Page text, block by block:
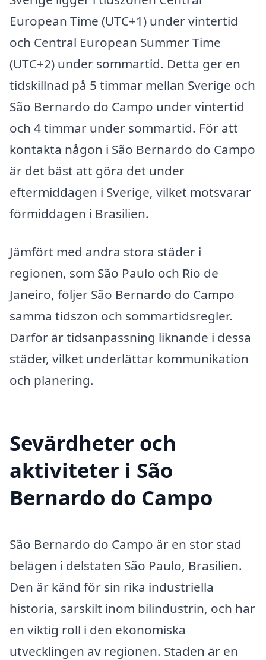
European Time (UTC+1) under vintertid
och Central European Summer Time
(UTC+2) under sommartid. Detta ger en
tidskillnad på 5 timmar mellan Sverige och
São Bernardo do Campo under vintertid
och 4 timmar under sommartid. För att
kontakta någon i São Bernardo do Campo
är det bäst att göra det under
eftermiddagen i Sverige, vilket motsvarar
förmiddagen i Brasilien.
Jämfört med andra stora städer i
regionen, som São Paulo och Rio de
Janeiro, följer São Bernardo do Campo
samma tidszon och sommartidsregler.
Därför är tidsanpassning liknande i dessa
städer, vilket underlättar kommunikation
och planering.
Sevärdheter och
aktiviteter i São
Bernardo do Campo
São Bernardo do Campo är en stor stad
belägen i delstaten São Paulo, Brasilien.
Den är känd för sin rika industriella
historia, särskilt inom bilindustrin, och har
en viktig roll i den ekonomiska
utvecklingen av regionen. Staden är en